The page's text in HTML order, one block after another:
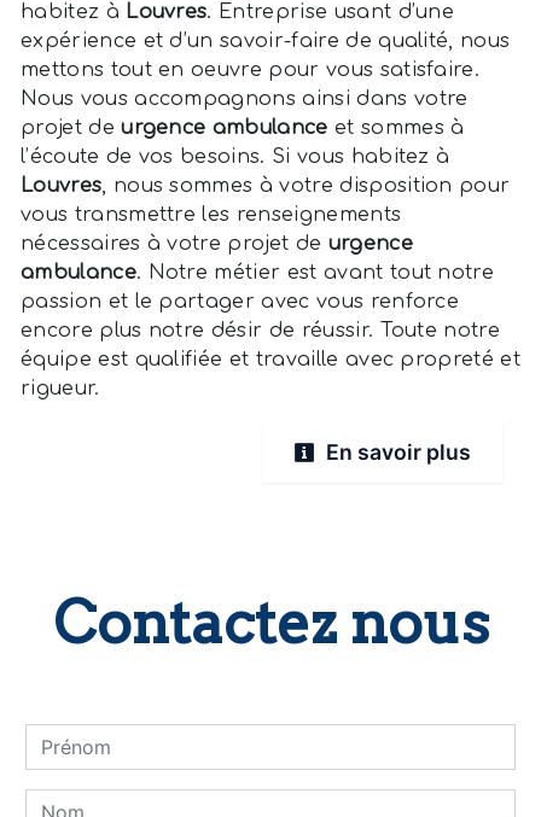
habitez à Louvres. Entreprise usant d’une
expérience et d’un savoir-faire de qualité, nous
mettons tout en oeuvre pour vous satisfaire.
Nous vous accompagnons ainsi dans votre
projet deurgence ambulance et sommes à
l’écoute de vos besoins. Si vous habitez à
Louvres, nous sommes à votre disposition pour
vous transmettre les renseignements
nécessaires à votre projet de urgence
ambulance. Notre métier est avant tout notre
passion et le partager avec vous renforce
encore plus notre désir de réussir. Toute notre
équipe est qualifiée et travaille avec propreté et
rigueur.
En savoir plus
Contactez nous